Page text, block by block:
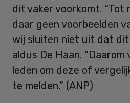
dit vaker voorkomt. “Tot
daar geen voorbeelden
wij sluiten niet uit dat dit
aldus De Haan.
leden om deze of
te melden.” (ANP)